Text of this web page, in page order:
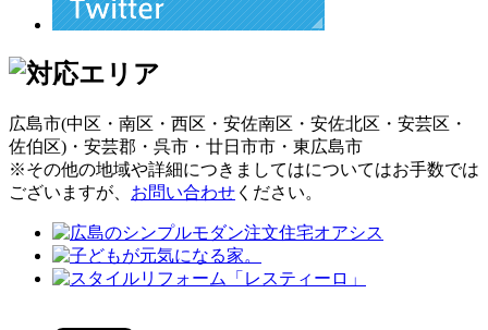
広島市(中区・南区・西区・安佐南区・安佐北区・安芸区・
佐伯区)・安芸郡・呉市・廿日市市・東広島市
※その他の地域や詳細につきましてはについてはお手数では
ございますが、 お問い合わせ ください。